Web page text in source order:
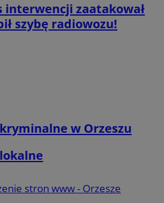
interwencji zaatakował
szybę radiowozu!
w Orzeszu
stron www - Orzesze